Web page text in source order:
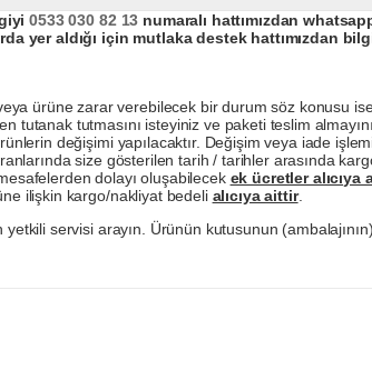
0533 030 82 13 numaralı hattımızdan
yer aldığı için mutlaka destek hattımızdan
ürüne zarar verebilecek bir durum söz konusu
tutmasını isteyiniz ve paketi teslim
değişimi yapılacaktır. Değişim veya iade
size gösterilen tarih / tarihler arasında
dolayı oluşabilecek ek ücretler alıcıya
ilişkin kargo/nakliyat bedeli alıcıya aittir.
servisi arayın. Ürünün kutusunun